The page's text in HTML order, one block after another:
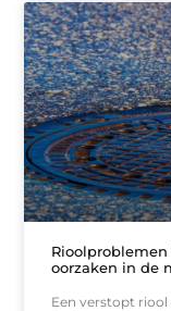
oorzaken in de
Een verstopt